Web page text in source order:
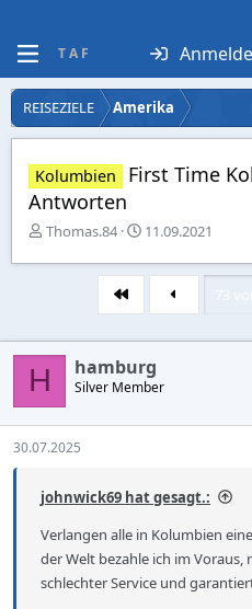
T A F
REISEZIELE Amerika
Kolumbien
First Time
Antworten
E
s
l
e
r
Thomas.84
E
s
e
l
t
a
11.09.2021
Erste
H hamburg
Silver Member
30.07.2025
johnwick69 hat gesagt.:
Verlangen alle in Kolumbien
der Welt bezahle ich im Voraus,
schlechter Service und